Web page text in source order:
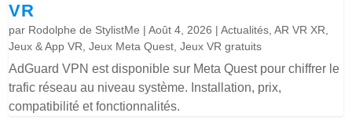
VR
par Rodolphe de StylistMe |Août 4, 2026 |Actualités,AR VR XR,
Jeux & App VR,Jeux Meta Quest,Jeux VR gratuits
AdGuard VPN est disponible sur Meta Quest pour chiffrer le
trafic réseau au niveau système. Installation, prix,
compatibilité et fonctionnalités.